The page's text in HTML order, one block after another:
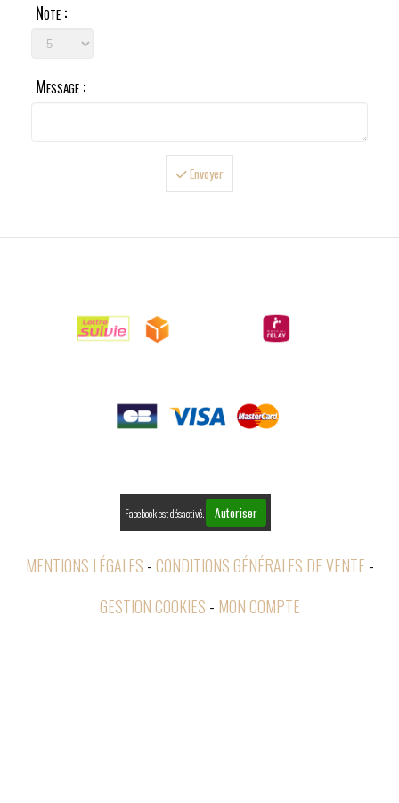
Note :
Message :
Envoyer
Facebook est désactivé. Autoriser
MENTIONS LÉGALES CONDITIONS GÉNÉRALES DE VENTE
GESTION COOKIES
MON COMPTE